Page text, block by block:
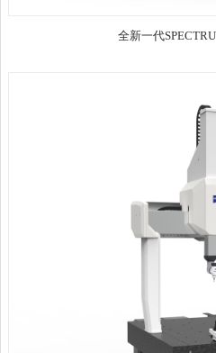
全新一代